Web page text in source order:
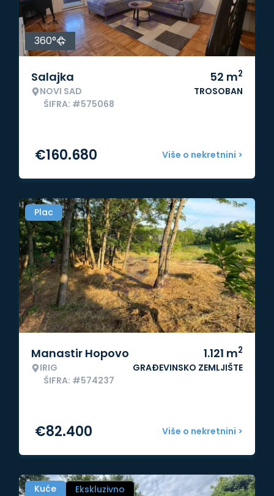
360°
Salajka
NOVI SAD
ŠIFRA: #575068
52 m2
TROSOBAN
Više o nekretnini >
€160.680
Plac
Manastir Hopovo
IRIG
ŠIFRA: #574237
1.121 m2
GRAĐEVINSKO ZEMLJIŠTE
Više o nekretnini >
€82.400
Kuće Ekskluzivno